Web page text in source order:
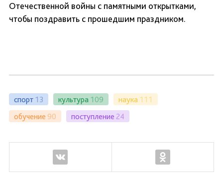
Отечественной войны с памятными открытками,
чтобы поздравить с прошедшим праздником.
спорт 13 культура 109 наука 111
обучение 90 поступление 24